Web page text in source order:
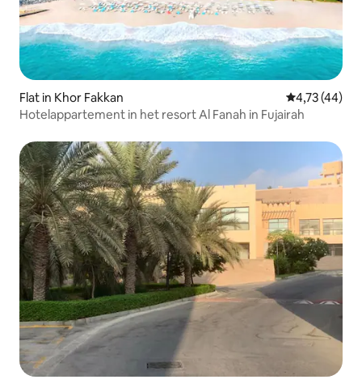
Flat in Khor Fakkan Gemiddelde
4,73 (44)
Hotelappartement in het resort Al Fanah in Fujairah